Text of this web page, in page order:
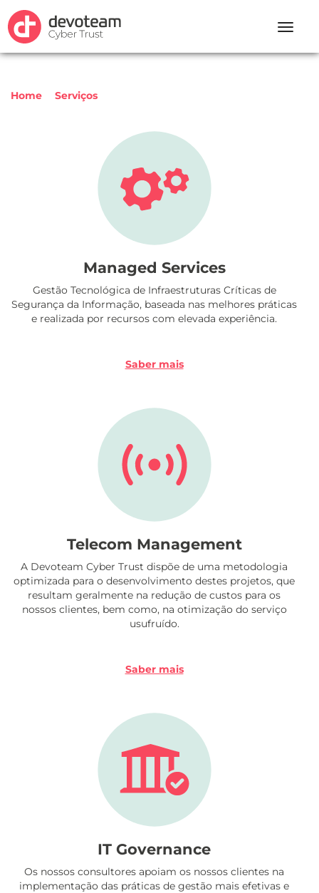
Toggle
Home Serviços
Managed Services
Gestão Tecnológica de Infraestruturas Críticas de
Segurança da Informação, baseada nas melhores práticas
e realizada por recursos com elevada experiência.
Saber mais
Telecom Management
A Devoteam Cyber Trust dispõe de uma metodologia
optimizada para o desenvolvimento destes projetos, que
resultam geralmente na redução de custos para os
nossos clientes, bem como, na otimização do serviço
usufruído.
Saber mais
IT Governance
Os nossos consultores apoiam os nossos clientes na
implementação das práticas de gestão mais efetivas e